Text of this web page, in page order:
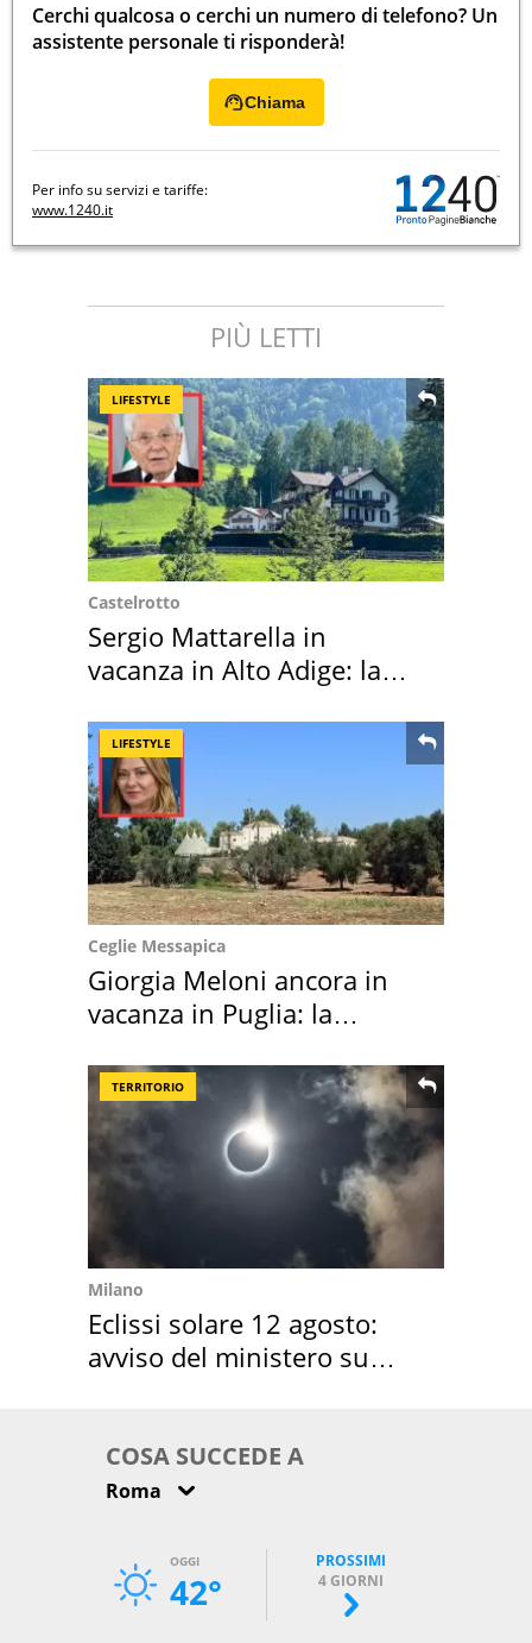
Cerchi qualcosa o cerchi un numero di telefono? Un
assistente personale ti risponderà!
Chiama
Per info su servizi e tariffe:
www.1240.it
PIÙ LETTI
LIFESTYLE
Castelrotto
Sergio Mattarella in
vacanza in Alto Adige: la
LIFESTYLE
Ceglie Messapica
Giorgia Meloni ancora in
vacanza in Puglia: la
TERRITORIO
Milano
Eclissi solare 12 agosto:
avviso del ministero su